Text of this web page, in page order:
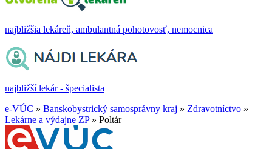
najbližšia lekáreň, ambulantná pohotovosť, nemocnica
najbližší lekár - špecialista
e-VÚC » Banskobystrický samosprávny kraj » Zdravotníctvo »
Lekárne a výdajne ZP» Poltár